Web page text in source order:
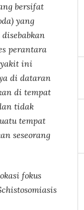
bersifat
yang
perantara
ini
di dataran
di tempat
tidak
tempat
seseorang
fokus